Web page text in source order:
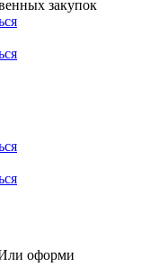
закупок
оформи